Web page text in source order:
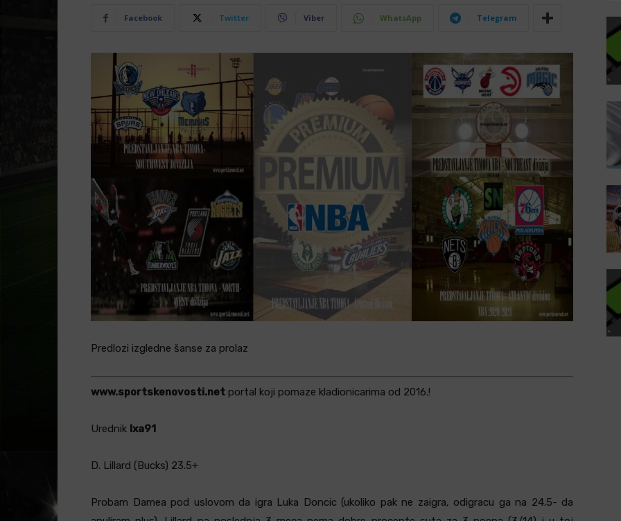
Facebook Twitter Viber WhatsApp Telegram
Predlozi izgledne šanse za prolaz
www.sportskenovosti.netportal koji pomaze kladionicarima od 2016.!
Urednik Ixa91
D. Lillard (Bucks) 23.5+
Probam Damea pod uslovom da igra Luka Doncic (ukoliko pak ne zaigra, odigracu ga na 24.5- da